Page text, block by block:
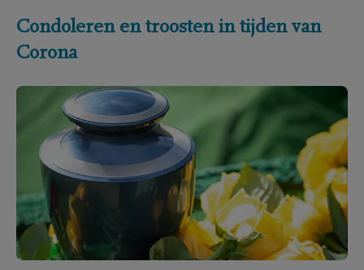
Condoleren en troosten in tijden van
Corona